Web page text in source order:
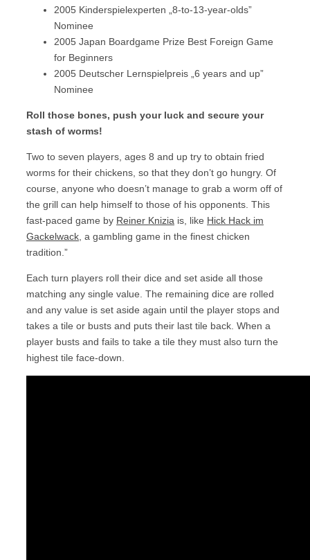
2005 Kinderspielexperten „8-to-13-year-olds”
Nominee
2005 Japan Boardgame Prize Best Foreign Game
for Beginners
2005 Deutscher Lernspielpreis „6 years and up”
Nominee
Roll those bones, push your luck and secure your
stash of worms!
Two to seven players, ages 8 and up try to obtain fried
worms for their chickens, so that they don’t go hungry. Of
course, anyone who doesn’t manage to grab a worm off of
the grill can help himself to those of his opponents. This
fast-paced game by Reiner Knizia is, like Hick Hack im
Gackelwack , a gambling game in the finest chicken
tradition.”
Each turn players roll their dice and set aside all those
matching any single value. The remaining dice are rolled
and any value is set aside again until the player stops and
takes a tile or busts and puts their last tile back. When a
player busts and fails to take a tile they must also turn the
highest tile face-down.